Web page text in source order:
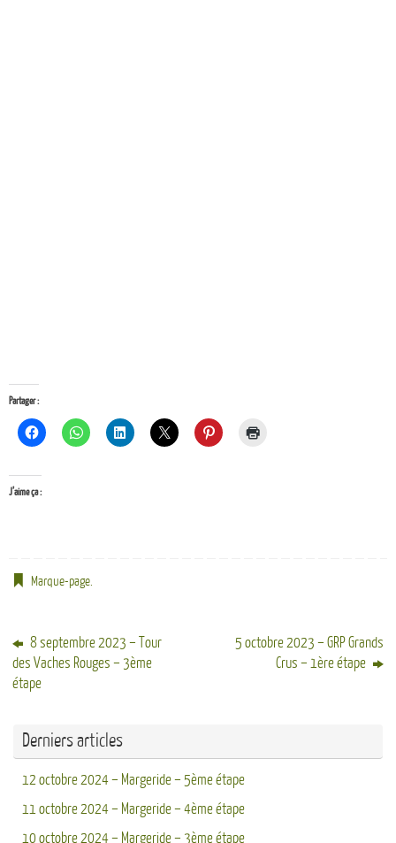
Partager :
J’aime ça :
Marque-page.
8 septembre 2023 – Tour
des Vaches Rouges – 3ème
étape
5 octobre 2023 – GRP Grands
Crus – 1ère étape
Derniers articles
12 octobre 2024 – Margeride – 5ème étape
11 octobre 2024 – Margeride – 4ème étape
10 octobre 2024 – Margeride – 3ème étape